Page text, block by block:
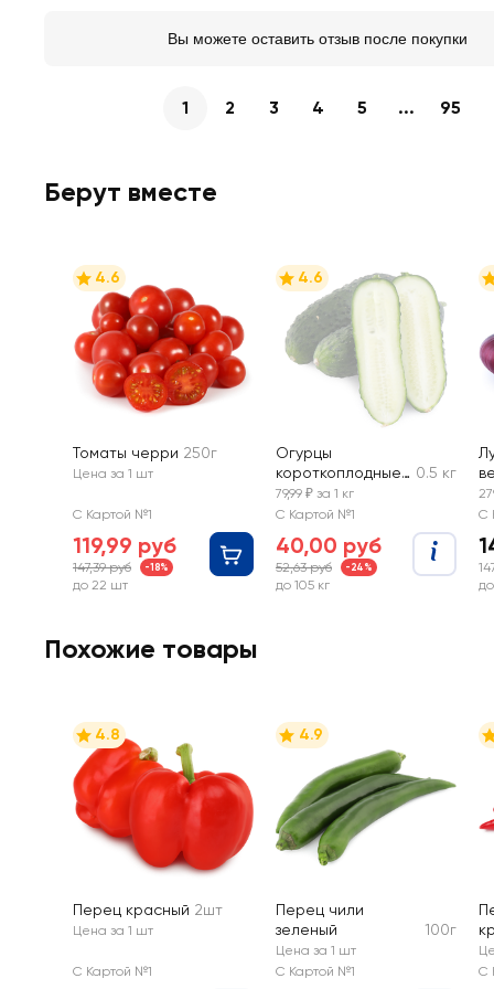
Вы можете оставить отзыв после покупки
1 2 3 4 5 ... 95
Берут вместе
4.6
Томаты черри 250г
Цена за 1 шт
С Картой №1
119,99 руб
147,39 руб -18%
до 22 шт
4.6
Огурцы
короткоплодные
грунтовые,
весовые
0.5 кг
79,99 ₽ за 1 кг
С Картой №1
40,00 руб
52,63 руб -24%
до 105 кг
С
Похожие товары
4.8
Перец красный 2шт
Цена за 1 шт
С Картой №1
4.9
Перец чили
зеленый
100г
Цена за 1 шт
С Картой №1
С